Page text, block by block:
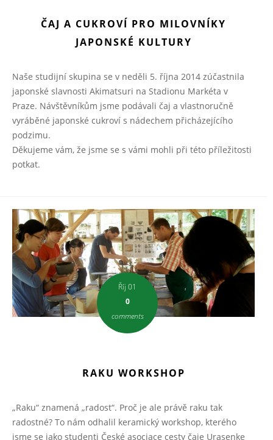
ČAJ A CUKROVÍ PRO MILOVNÍKY
JAPONSKÉ KULTURY
Naše studijní skupina se v neděli 5. října 2014 zúčastnila
japonské slavnosti Akimatsuri na Stadionu Markéta v
Praze. Návštěvníkům jsme podávali čaj a vlastnoručně
vyráběné japonské cukroví s nádechem přicházejícího
podzimu.
Děkujeme vám, že jsme se s vámi mohli při této příležitosti
potkat.
Říj 01
0
comments
RAKU WORKSHOP
„Raku“ znamená „radost“. Proč je ale právě raku tak
radostné? To nám odhalil keramický workshop, kterého
jsme se jako studenti České asociace cesty čaje Urasenke